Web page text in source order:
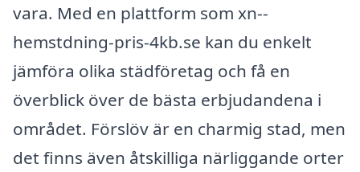
vara. Med en plattform som xn--
hemstdning-pris-4kb.se kan du enkelt
jämföra olika städföretag och få en
överblick över de bästa erbjudandena i
området. Förslöv är en charmig stad, men
det finns även åtskilliga närliggande orter